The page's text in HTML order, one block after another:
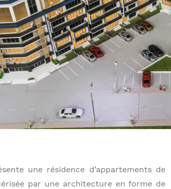
une résidence d’appartements de
par une architecture en forme de